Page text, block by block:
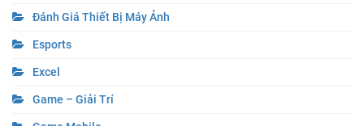
Đánh Giá Thiết Bị Máy Ảnh
Esports
Excel
Game – Giải Trí